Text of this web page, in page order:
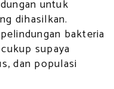
untuk
dihasilkan.
bakteria
supaya
dan populasi